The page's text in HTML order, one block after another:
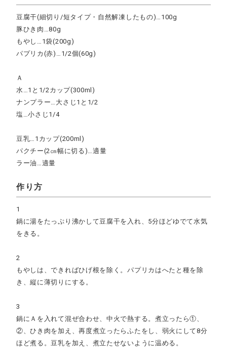
豆腐干(細切り/短タイプ・自然解凍したもの)…100g
豚ひき肉…80g
もやし…1袋(200g)
パプリカ(赤)…1/2個(60g)
Ａ
水…1と1/2カップ(300ml)
ナンプラー…大さじ1と1/2
塩…小さじ1/4
豆乳…1カップ(200ml)
パクチー(2㎝幅に切る)…適量
ラー油…適量
作り方
1
鍋に湯をたっぷり沸かして豆腐干を入れ、5分ほどゆでて水気
をきる。
2
もやしは、できればひげ根を除く。パプリカはへたと種を除
き、縦に薄切りにする。
3
鍋にＡを入れて混ぜ合わせ、中火で熱する。煮立ったら①、
②、ひき肉を加え、再度煮立ったらふたをし、弱火にして8分
ほど煮る。豆乳を加え、煮立たせないように温める。